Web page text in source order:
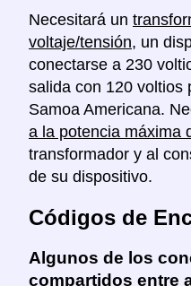
Necesitará un
voltaje/tensión, un
conectarse a 230
salida con 120 voltios
Samoa Americana.
a la potencia máxima
transformador y al
de su dispositivo.
Códigos de
Algunos de los
compartidos entre